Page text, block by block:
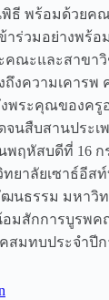
พิธี พร้อมด้วยค
ร่วมอย่างพร้อ
ณะและสาขา
ถึงความเคาร
พระคุณของครู
จนสืบสานประ
พฤหัสบดีที่ 16
ยาลัยเซาธ์อีส
นธรรม มหาวิท
มสักการบูรพค
มทบประจำปีก